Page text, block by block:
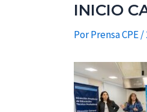
INICIO
PorPrensa CPE/